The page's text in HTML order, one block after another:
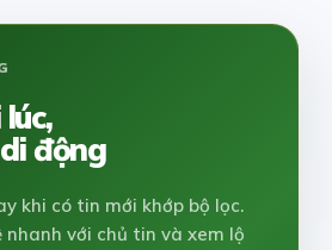
động
khi có tin mới khớp bộ lọc.
nhanh với chủ tin và xem lộ